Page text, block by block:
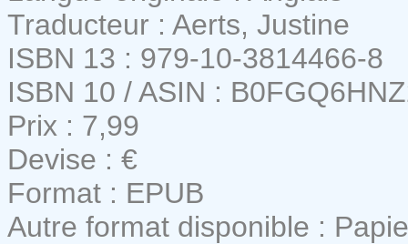
Traducteur : Aerts, Justine
ISBN 13 : 979-10-3814466-8
ISBN 10 / ASIN :
Prix : 7,99
Devise : €
Format : EPUB
Autre format disponible :